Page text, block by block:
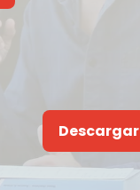
Descargar